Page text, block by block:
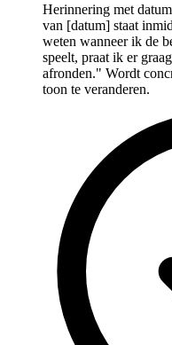
Herinnering met
van [datum] staat
weten wanneer ik de
speelt, praat ik er
afronden." Wordt
toon te veranderen.